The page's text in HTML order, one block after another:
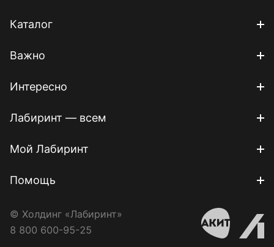
Каталог
Важно
Интересно
Лабиринт — всем
Мой Лабиринт
Помощь
© Холдинг «Лабиринт»
8 800 600-95-25